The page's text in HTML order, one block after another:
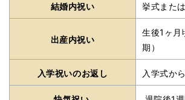
結婚内祝い 挙式また
出産内祝い
生後1ヶ月
期）
入学祝いのお返し 入学式か